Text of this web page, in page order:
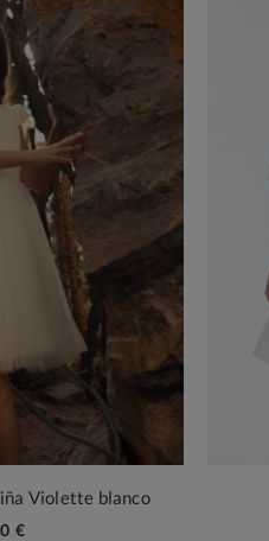
Violette blanco
€